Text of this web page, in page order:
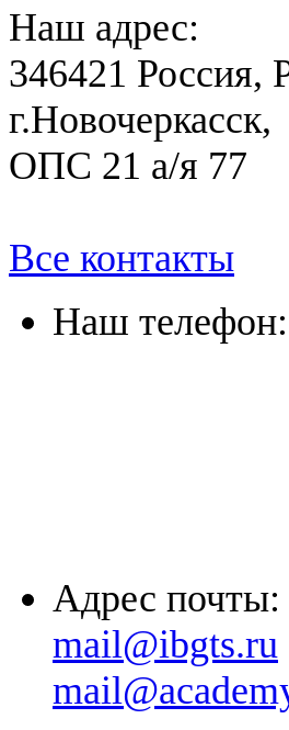
Наш адрес:
346421 Россия,
г.Новочеркасск,
ОПС 21 а/я 77
Все контакты
Наш телефон:
Адрес почты:
mail@ibgts.ru